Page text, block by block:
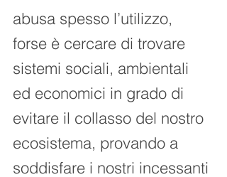
abusa spesso l’utilizzo,
forse è cercare di trovare
sistemi sociali, ambientali
ed economici in grado di
evitare il collasso del nostro
ecosistema, provando a
soddisfare i nostri incessanti